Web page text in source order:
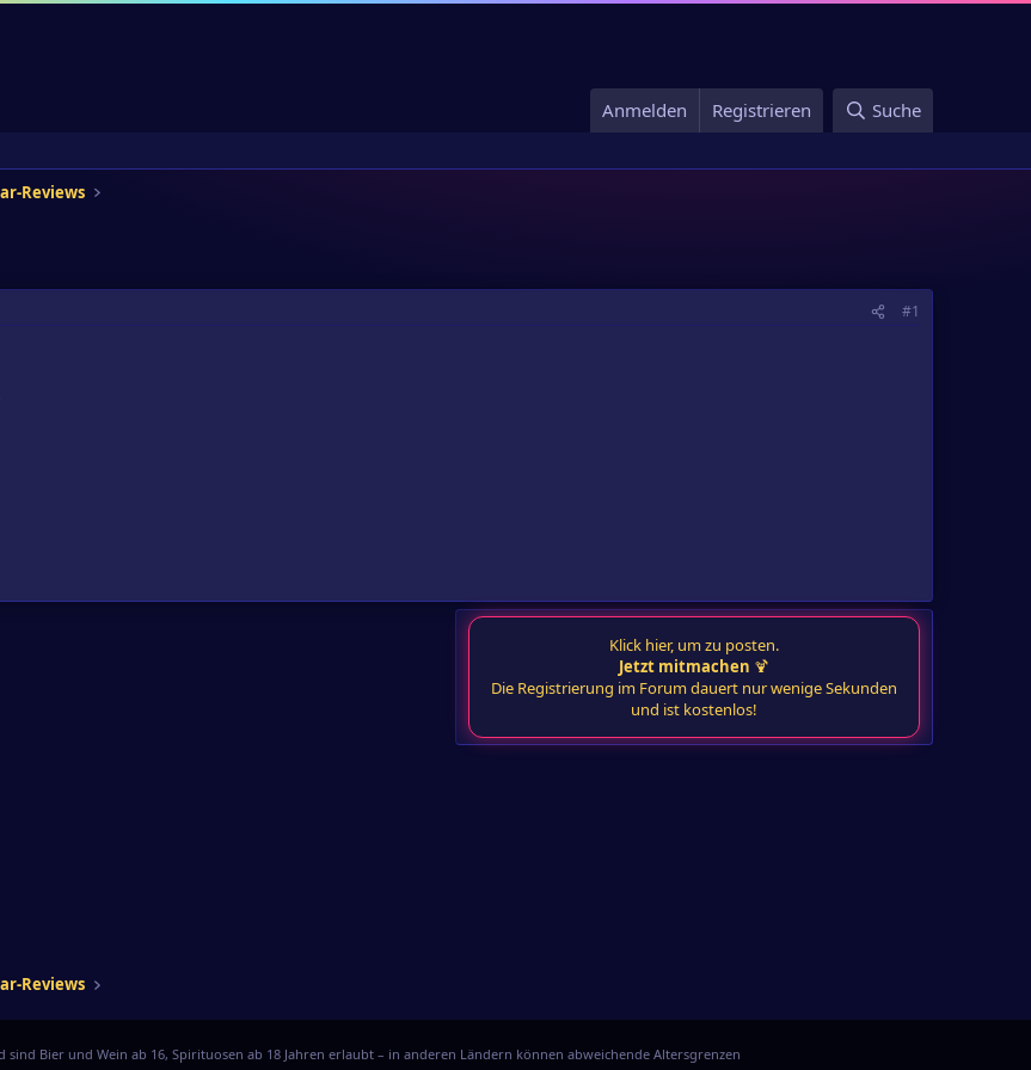
Anmelden Registrieren Suche
Reviews
#1
Klick hier, um zu posten.
Jetzt mitmachen 🍹
Die Registrierung im Forum dauert nur wenige Sekunden
und ist kostenlos!
Reviews
Bier und Wein ab 16, Spirituosen ab 18 Jahren erlaubt – in anderen Ländern können abweichende Altersgrenzen